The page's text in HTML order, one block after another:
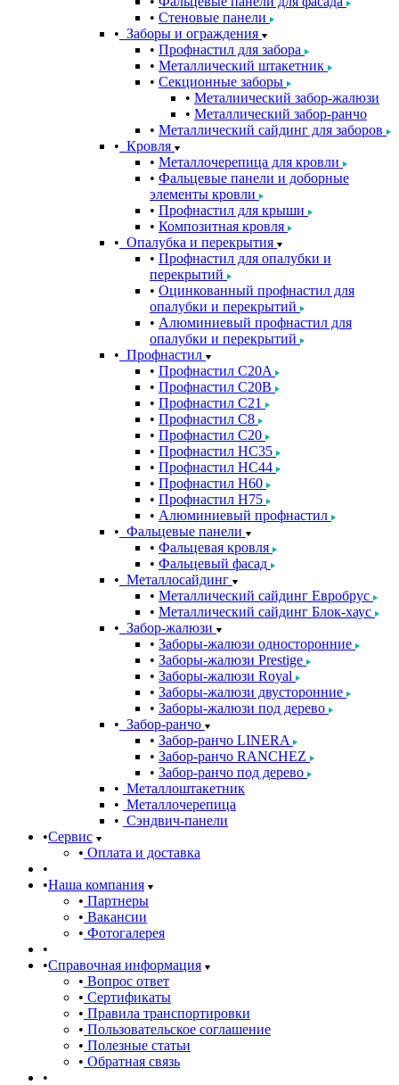
Стеновые панели
Заборы и ограждения
Профнастил для забора
Металлический штакетник
Секционные заборы
Металиический забор-жалюзи
Металлический забор-ранчо
Металлический сайдинг для заборов
Кровля
Металлочерепица для кровли
Фальцевые панели и доборные
элементы кровли
Профнастил для крыши
Композитная кровля
Опалубка и перекрытия
Профнастил для опалубки и
перекрытий
Оцинкованный профнастил для
опалубки и перекрытий
Алюминиевый профнастил для
опалубки и перекрытий
Профнастил
Профнастил С20A
Профнастил С20B
Профнастил С21
Профнастил С8
Профнастил С20
Профнастил НС35
Профнастил НС44
Профнастил Н60
Профнастил Н75
Алюминиевый профнастил
Фальцевые панели
Фальцевая кровля
Фальцевый фасад
Металлосайдинг
Металлический сайдинг Евробрус
Металлический сайдинг Блок-хаус
Забор-жалюзи
Заборы-жалюзи односторонние
Заборы-жалюзи Prestige
Заборы-жалюзи Royal
Заборы-жалюзи двусторонние
Заборы-жалюзи под дерево
Забор-ранчо
Забор-ранчо LINERA
Забор-ранчо RANCHEZ
Забор-ранчо под дерево
Металлоштакетник
Металлочерепица
Сэндвич-панели
Сервис
Оплата и доставка
Наша компания
Партнеры
Вакансии
Фотогалерея
Справочная информация
Вопрос ответ
Сертификаты
Правила транспортировки
Пользовательское соглашение
Полезные статьи
Обратная связь